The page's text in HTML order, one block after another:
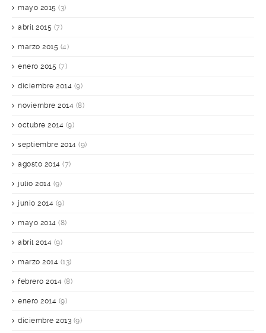
mayo 2015 (3)
abril 2015 (7)
marzo 2015 (4)
enero 2015 (7)
diciembre 2014 (9)
noviembre 2014 (8)
octubre 2014 (9)
septiembre 2014 (9)
agosto 2014 (7)
julio 2014 (9)
junio 2014 (9)
mayo 2014 (8)
abril 2014 (9)
marzo 2014 (13)
febrero 2014 (8)
enero 2014 (9)
diciembre 2013 (9)